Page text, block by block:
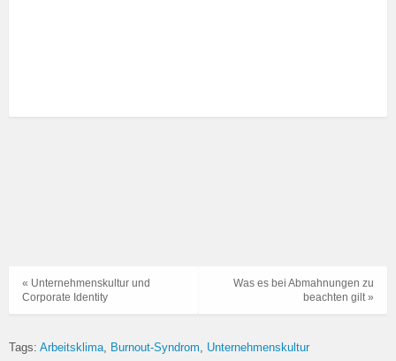
Was es bei Abmahnungen zu
beachten gilt »
« Unternehmenskultur und
Corporate Identity
Tags: Arbeitsklima Burnout-Syndrom Unternehmenskultur